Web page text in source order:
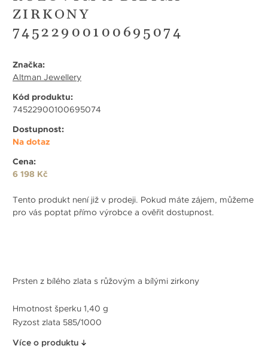
ZIRKONY
74522900100695074
Značka:
Altman Jewellery
Kód produktu:
74522900100695074
Dostupnost:
Na dotaz
Cena:
6 198 Kč
Tento produkt není již v prodeji. Pokud máte zájem, můžeme
pro vás poptat přímo výrobce a ověřit dostupnost.
Prsten z bílého zlata s růžovým a bílými zirkony
Hmotnost šperku 1,40 g
Ryzost zlata 585/1000
Více o produktu